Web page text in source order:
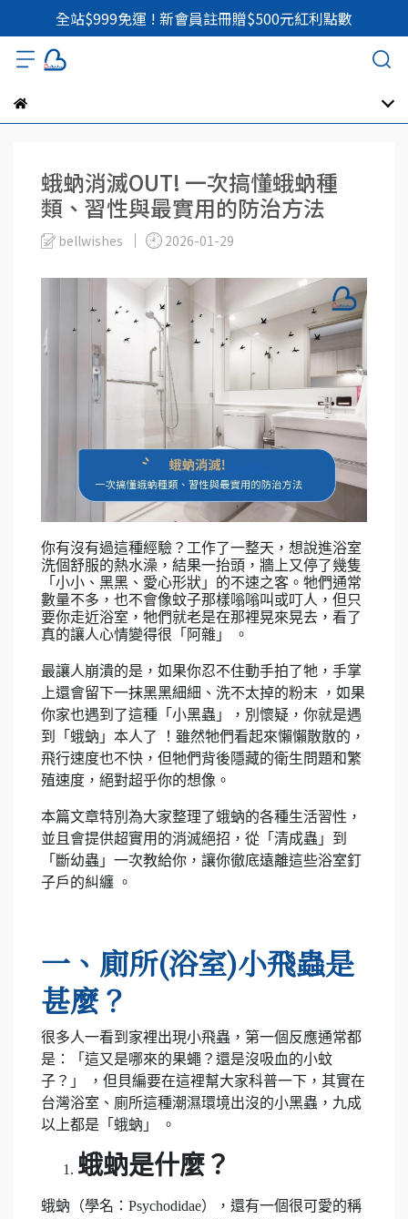
全站$999免運 ! 新會員註冊贈$500元紅利點數
蛾蚋消滅OUT! 一次搞懂蛾蚋種
類、習性與最實用的防治方法
bellwishes 2026-01-29
你有沒有過這種經驗？工作了一整天，想說進浴室
洗個舒服的熱水澡，結果一抬頭，牆上又停了幾隻
「小小、黑黑、愛心形狀」的不速之客。牠們通常
數量不多，也不會像蚊子那樣嗡嗡叫或叮人，但只
要你走近浴室，牠們就老是在那裡晃來晃去，看了
真的讓人心情變得很「阿雜」 。
最讓人崩潰的是，如果你忍不住動手拍了牠，手掌
上還會留下一抹黑黑細細、洗不太掉的粉末 ，如果
你家也遇到了這種「小黑蟲」，別懷疑，你就是遇
到「蛾蚋」本人了 ！雖然牠們看起來懶懶散散的，
飛行速度也不快，但牠們背後隱藏的衛生問題和繁
殖速度，絕對超乎你的想像。
本篇文章特別為大家整理了蛾蚋的各種生活習性，
並且會提供超實用的消滅絕招，從「清成蟲」到
「斷幼蟲」一次教給你，讓你徹底遠離這些浴室釘
子戶的糾纏 。
一、廁所(浴室)小飛蟲是
甚麼？
很多人一看到家裡出現小飛蟲，第一個反應通常都
是：「這又是哪來的果蠅？還是沒吸血的小蚊
子？」 ，但貝編要在這裡幫大家科普一下，其實在
台灣浴室、廁所這種潮濕環境出沒的小黑蟲，九成
以上都是「蛾蚋」 。
蛾蚋是什麼？
蛾蚋（學名：Psychodidae），還有一個很可愛的稱